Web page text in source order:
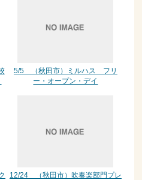
5/5 （秋田市）ミルハス フリ
ー・オープン・デイ
12/24 （秋田市）吹奏楽部門プレ